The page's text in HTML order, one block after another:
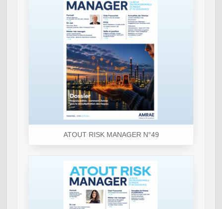
ATOUT RISK MANAGER N°49